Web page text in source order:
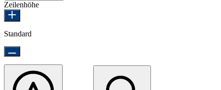
Zeilenhöhe
Standard